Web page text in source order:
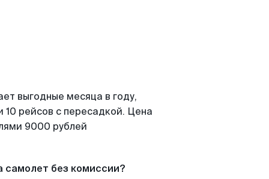
выгодные месяца в году,
рейсов с пересадкой. Цена
9000 рублей
самолет без комиссии?